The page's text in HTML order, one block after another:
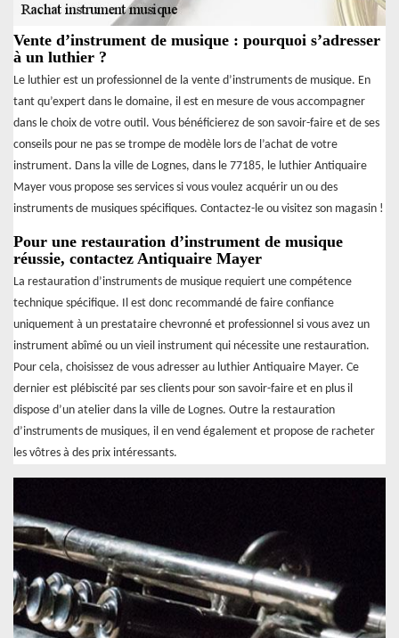
Vente d’instrument de musique : pourquoi s’adresser
à un luthier ?
Le luthier est un professionnel de la vente d’instruments de musique. En
tant qu’expert dans le domaine, il est en mesure de vous accompagner
dans le choix de votre outil. Vous bénéficierez de son savoir-faire et de ses
conseils pour ne pas se trompe de modèle lors de l’achat de votre
instrument. Dans la ville de Lognes, dans le 77185, le luthier Antiquaire
Mayer vous propose ses services si vous voulez acquérir un ou des
instruments de musiques spécifiques. Contactez-le ou visitez son magasin !
Pour une restauration d’instrument de musique
réussie, contactez Antiquaire Mayer
La restauration d’instruments de musique requiert une compétence
technique spécifique. Il est donc recommandé de faire confiance
uniquement à un prestataire chevronné et professionnel si vous avez un
instrument abîmé ou un vieil instrument qui nécessite une restauration.
Pour cela, choisissez de vous adresser au luthier Antiquaire Mayer. Ce
dernier est plébiscité par ses clients pour son savoir-faire et en plus il
dispose d’un atelier dans la ville de Lognes. Outre la restauration
d’instruments de musiques, il en vend également et propose de racheter
les vôtres à des prix intéressants.